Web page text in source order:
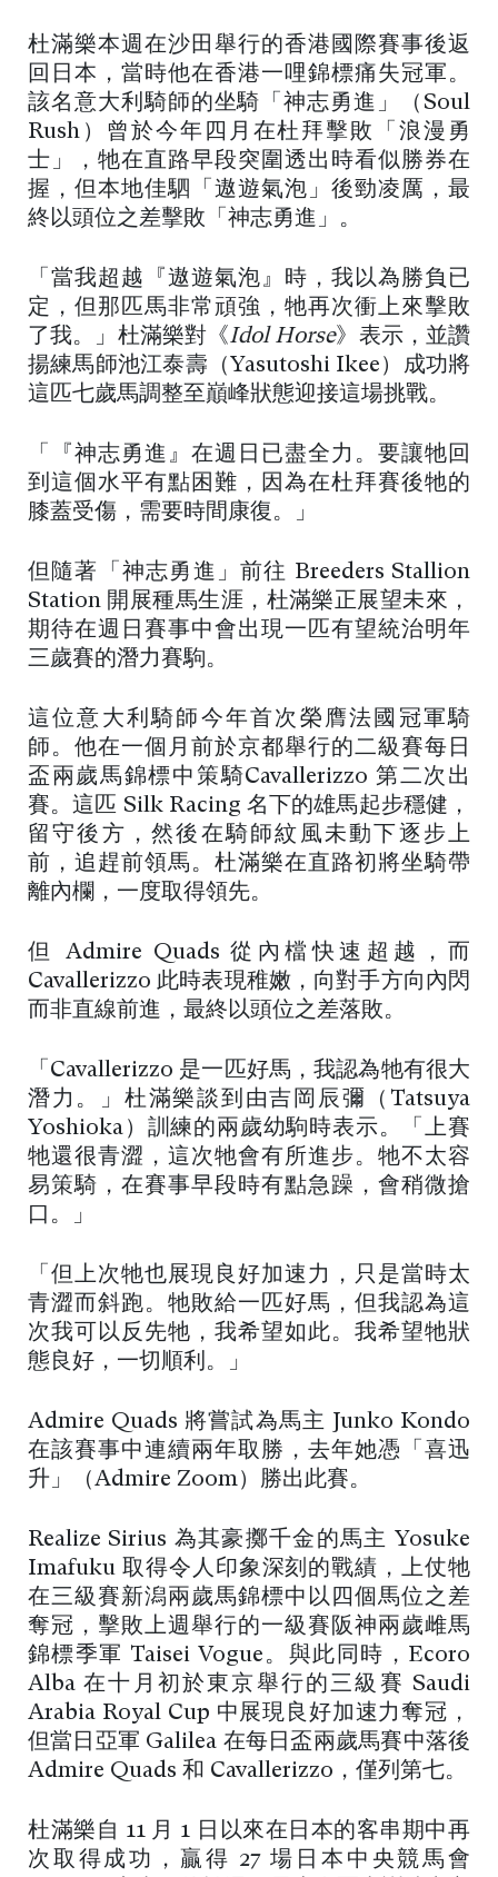
杜滿樂本週在沙田舉行的香港國際賽事後返
回日本，當時他在香港一哩錦標痛失冠軍。
該名意大利騎師的坐騎「神志勇進」（Soul
Rush）曾於今年四月在杜拜擊敗「浪漫勇
士」，牠在直路早段突圍透出時看似勝券在
握，但本地佳駟「遨遊氣泡」後勁凌厲，最
終以頭位之差擊敗「神志勇進」。
「當我超越『遨遊氣泡』時，我以為勝負已
定，但那匹馬非常頑強，牠再次衝上來擊敗
了我。」杜滿樂對《Idol Horse》表示，並讚
揚練馬師池江泰壽（Yasutoshi Ikee）成功將
這匹七歲馬調整至巔峰狀態迎接這場挑戰。
「『神志勇進』在週日已盡全力。要讓牠回
到這個水平有點困難，因為在杜拜賽後牠的
膝蓋受傷，需要時間康復。」
但隨著「神志勇進」前往 Breeders Stallion
Station 開展種馬生涯，杜滿樂正展望未來，
期待在週日賽事中會出現一匹有望統治明年
三歲賽的潛力賽駒。
這位意大利騎師今年首次榮膺法國冠軍騎
師。他在一個月前於京都舉行的二級賽每日
盃兩歲馬錦標中策騎Cavallerizzo 第二次出
賽。這匹 Silk Racing 名下的雄馬起步穩健，
留守後方，然後在騎師紋風未動下逐步上
前，追趕前領馬。杜滿樂在直路初將坐騎帶
離內欄，一度取得領先。
但 Admire Quads 從內檔快速超越，而
Cavallerizzo 此時表現稚嫩，向對手方向內閃
而非直線前進，最終以頭位之差落敗。
「Cavallerizzo 是一匹好馬，我認為牠有很大
潛力。」杜滿樂談到由吉岡辰彌（Tatsuya
Yoshioka）訓練的兩歲幼駒時表示。「上賽
牠還很青澀，這次牠會有所進步。牠不太容
易策騎，在賽事早段時有點急躁，會稍微搶
口。」
「但上次牠也展現良好加速力，只是當時太
青澀而斜跑。牠敗給一匹好馬，但我認為這
次我可以反先牠，我希望如此。我希望牠狀
態良好，一切順利。」
Admire Quads 將嘗試為馬主 Junko Kondo
在該賽事中連續兩年取勝，去年她憑「喜迅
升」（Admire Zoom）勝出此賽。
Realize Sirius 為其豪擲千金的馬主 Yosuke
Imafuku 取得令人印象深刻的戰績，上仗牠
在三級賽新潟兩歲馬錦標中以四個馬位之差
奪冠，擊敗上週舉行的一級賽阪神兩歲雌馬
錦標季軍 Taisei Vogue。與此同時，Ecoro
Alba 在十月初於東京舉行的三級賽 Saudi
Arabia Royal Cup 中展現良好加速力奪冠，
但當日亞軍 Galilea 在每日盃兩歲馬賽中落後
Admire Quads 和 Cavallerizzo，僅列第七。
杜滿樂自 11 月 1 日以來在日本的客串期中再
次取得成功，贏得 27 場日本中央競馬會